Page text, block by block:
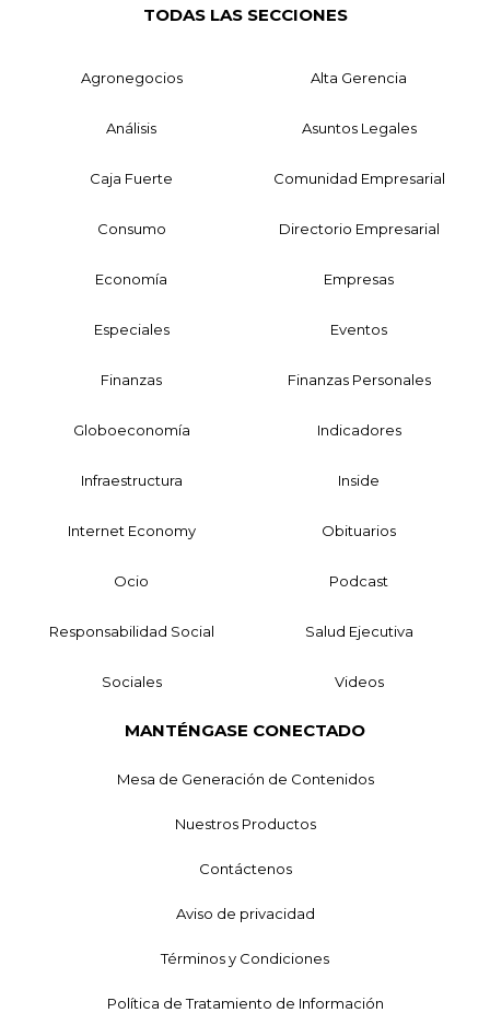
TODAS LAS SECCIONES
Agronegocios Alta Gerencia
Análisis Asuntos Legales
Caja Fuerte Comunidad Empresarial
Consumo Directorio Empresarial
Economía Empresas
Especiales Eventos
Finanzas Finanzas Personales
Globoeconomía Indicadores
Infraestructura Inside
Internet Economy Obituarios
Ocio Podcast
Responsabilidad Social Salud Ejecutiva
Sociales Videos
MANTÉNGASE CONECTADO
Mesa de Generación de Contenidos
Nuestros Productos
Contáctenos
Aviso de privacidad
Términos y Condiciones
Política de Tratamiento de Información